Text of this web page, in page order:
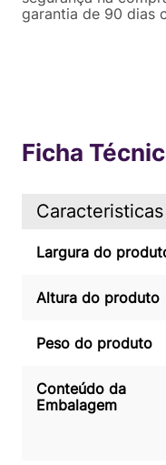
garantia de 90 dias
Ficha
Caracteristicas
Largura do
Altura do produto
Peso do produto
Conteúdo da
Embalagem